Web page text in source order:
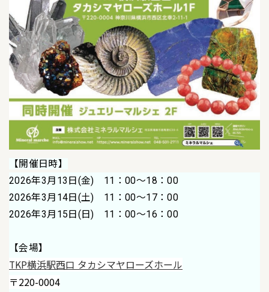
【開催日時】
2026年3月13日(金) 11：00～18：00
2026年3月14日(土) 11：00～17：00
2026年3月15日(日) 11：00～16：00
【会場】
TKP横浜駅西口 タカシマヤローズホール
〒220-0004